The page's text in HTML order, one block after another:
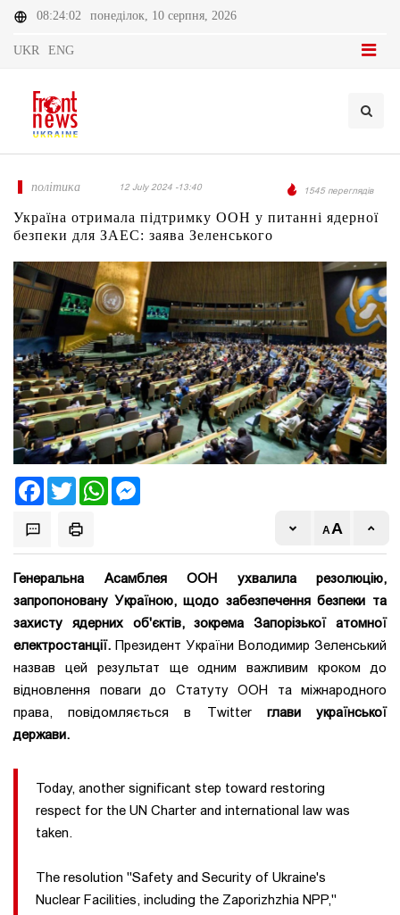
08:24:02 понеділок, 10 серпня, 2026
UKR ENG
політика 12 July 2024 -13:40 1545 переглядів
Україна отримала підтримку ООН у питанні ядерної
безпеки для ЗАЕС: заява Зеленського
FacebookTwitter WhatsApp
Генеральна Асамблея ООН ухвалила резолюцію,
запропоновану Україною, щодо забезпечення безпеки та
захисту ядерних об'єктів, зокрема Запорізької атомної
електростанції. Президент України Володимир Зеленський
назвав цей результат ще одним важливим кроком до
відновлення поваги до Статуту ООН та міжнародного
права, повідомляється в Twitter глави української
держави.
Today, another significant step toward restoring
respect for the UN Charter and international law was
taken.
The resolution "Safety and Security of Ukraine's
Nuclear Facilities, including the Zaporizhzhia NPP,"